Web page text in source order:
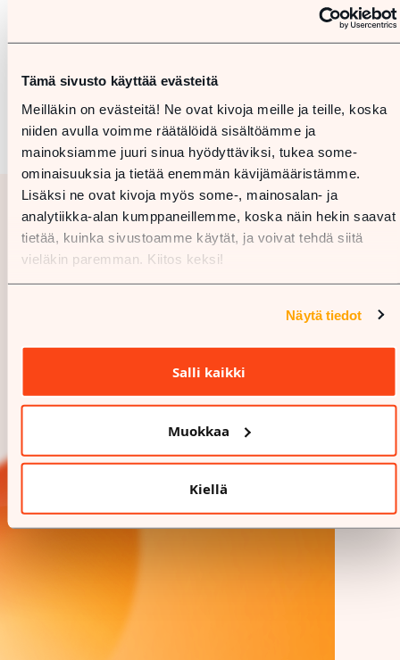
Tämä sivusto käyttää evästeitä
Meilläkin on evästeitä! Ne ovat kivoja meille ja teille, koska
niiden avulla voimme räätälöidä sisältöämme ja
mainoksiamme juuri sinua hyödyttäviksi, tukea some-
ominaisuuksia ja tietää enemmän kävijämääristämme.
Lisäksi ne ovat kivoja myös some-, mainosalan- ja
analytiikka-alan kumppaneillemme, koska näin hekin saavat
tietää, kuinka sivustoamme käytät, ja voivat tehdä siitä
vieläkin paremman. Kiitos keksi!
Näytä tiedot
Salli kaikki
Muokkaa
Kiellä